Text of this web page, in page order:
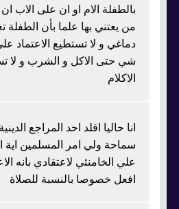
بالطفلة الام او ان على الاب
من يعتني بها علما بأن
دماغي و لا تستطيع الاعتماد
شي حتى الاكل و الشرب و لا
الاكلام
انا حاليا اقلد احد المراجع
سماحة ولي امر المسلمين اية
علي الخامنئي لاعتقادي بانه
افعل خصوصا بالنسبة للصلاة